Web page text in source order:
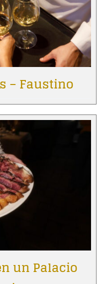
– Faustino
un Palacio